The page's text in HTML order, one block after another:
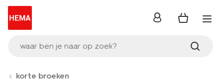
waar ben je naar op zoek?
inloggen
korte broeken